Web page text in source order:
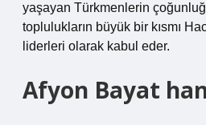
yaşayan Türkmenlerin
toplulukların büyük bir kısmı
liderleri olarak kabul eder.
Afyon Bayat